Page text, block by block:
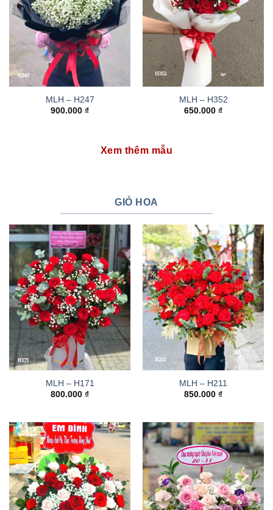
MLH – H247
900.000 ₫
MLH – H352
650.000 ₫
Xem thêm mẫu
GIỎ HOA
MLH – H171
800.000 ₫
MLH – H211
850.000 ₫